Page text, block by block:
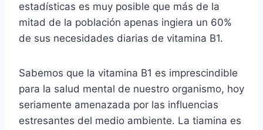
estadísticas es muy posible que más de la
mitad de la población apenas ingiera un 60%
de sus necesidades diarias de vitamina B1.
Sabemos que la vitamina B1 es imprescindible
para la salud mental de nuestro organismo, hoy
seriamente amenazada por las influencias
estresantes del medio ambiente. La tiamina es